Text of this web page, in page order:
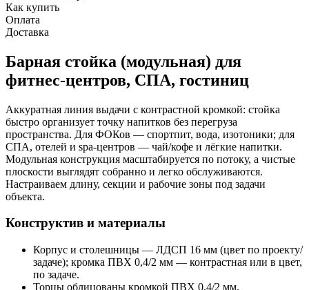
Как купить
Оплата
Доставка
Барная стойка (модульная) для
фитнес-центров, СПА, гостиниц
Аккуратная линия выдачи с контрастной кромкой: стойка
быстро организует точку напитков без перегруза
пространства. Для ФОКов — спортпит, вода, изотоники; для
СПА, отелей и spa‑центров — чай/кофе и лёгкие напитки.
Модульная конструкция масштабируется по потоку, а чистые
плоскости выглядят собранно и легко обслуживаются.
Настраиваем длину, секции и рабочие зоны под задачи
объекта.
Конструктив и материалы
Корпус и столешницы — ЛДСП 16 мм (цвет по проекту/
задаче); кромка ПВХ 0,4/2 мм — контрастная или в цвет,
по задаче.
Торцы облицованы кромкой ПВХ 0,4/2 мм.